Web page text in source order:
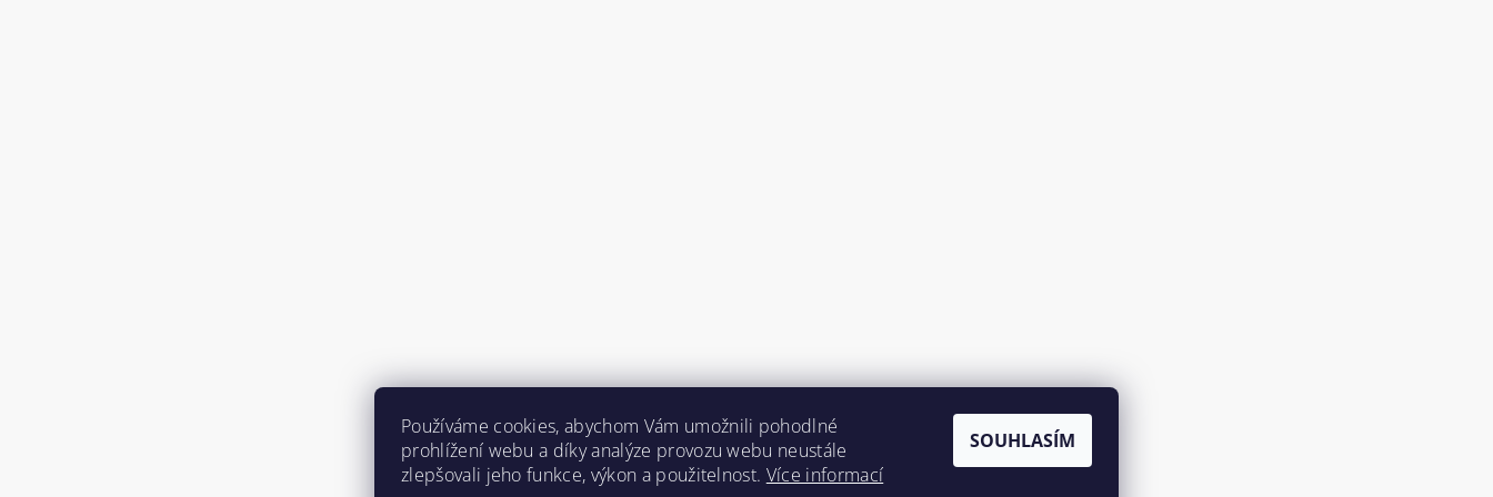
Používáme cookies, abychom Vám umožnili pohodlné
prohlížení webu a díky analýze provozu webu neustále
zlepšovali jeho funkce, výkon a použitelnost. Více informací
SOUHLASÍM